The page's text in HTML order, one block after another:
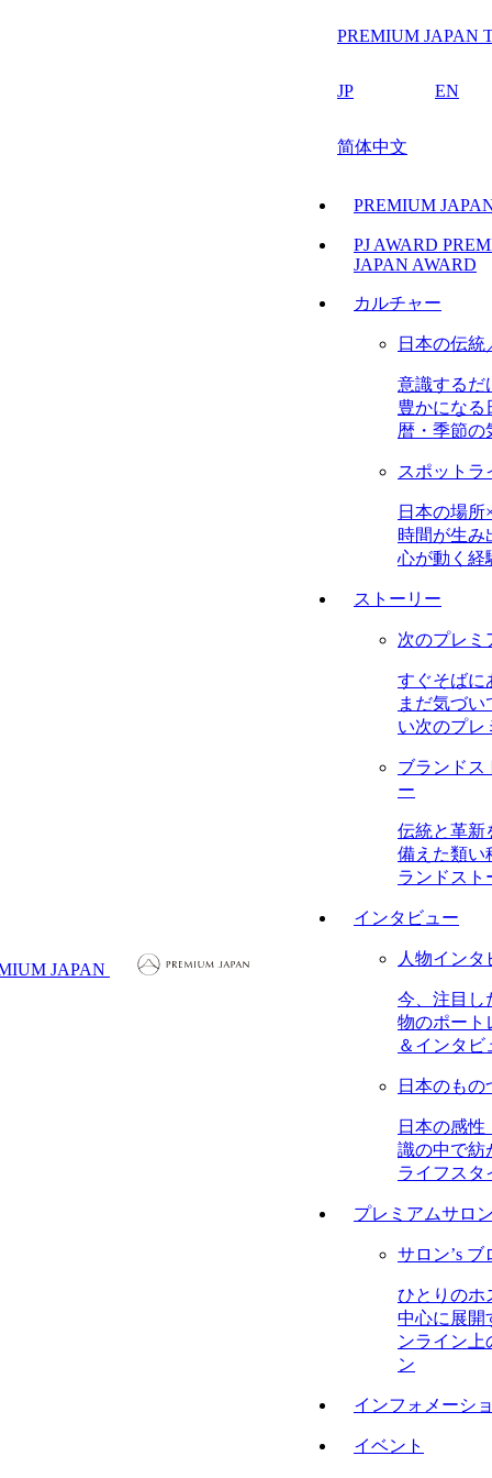
PREMIUM JAPAN
JP EN
简体中文
PREMIUM
PJ AWARD
JAPAN AWARD
カルチャー
日本の伝統
意識するだ
豊かになる
暦・季節の
スポットラ
日本の場所
時間が生み
心が動く経
ストーリー
次のプレミ
すぐそばに
まだ気づい
い次のプレ
ブランドス
ー
伝統と革新
備えた類い
ランドスト
インタビュー
人物インタ
今、注目し
物のポート
＆インタビ
日本のもの
日本の感性
識の中で紡
ライフスタ
プレミアムサロ
サロン’s ブ
ひとりのホ
中心に展開
ンライン上
ン
インフォメーシ
イベント